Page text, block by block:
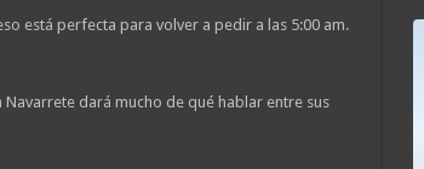
está perfecta para volver a pedir a las 5:00 am.
dará mucho de qué hablar entre sus